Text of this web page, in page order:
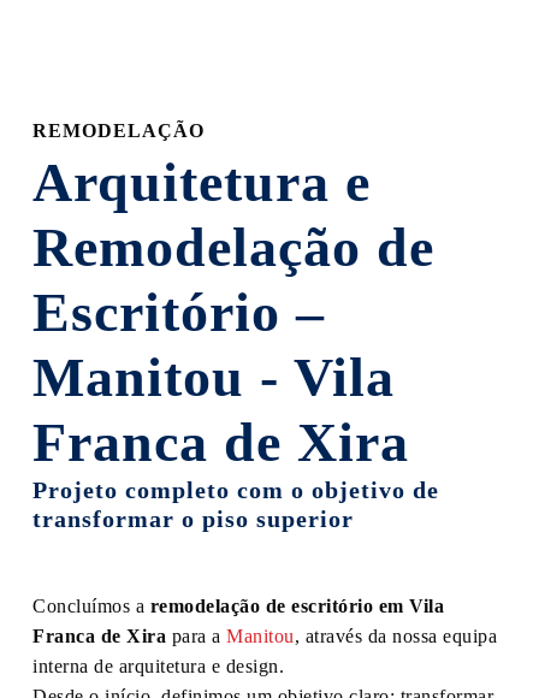
REMODELAÇÃO
Arquitetura e
Remodelação de
Escritório –
Manitou - Vila
Franca de Xira
Projeto completo com o objetivo de
transformar o piso superior
Concluímos a remodelação de escritório em Vila
Franca de Xira para aManitou, através da nossa equipa
interna de arquitetura e design.